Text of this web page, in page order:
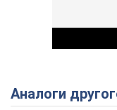
Аналоги